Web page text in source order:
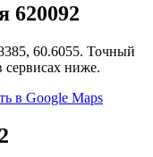
620092
60.6055. Точный
ниже.
в Google Maps